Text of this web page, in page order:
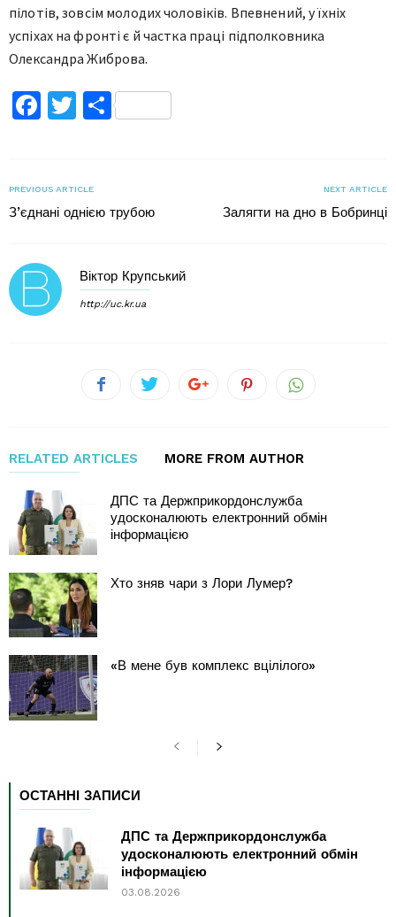
пілотів, зовсім молодих чоловіків. Впевнений, у їхніх
успіхах на фронті є й частка праці підполковника
Олександра Жиброва.
Facebook
TwitterПоділитися
PREVIOUS ARTICLE
З’єднані однією трубою
NEXT ARTICLE
Залягти на дно в Бобринці
Віктор Крупський
http://uc.kr.ua
RELATED ARTICLES MORE FROM AUTHOR
ДПС та Держприкордонслужба
удосконалюють електронний обмін
інформацією
Хто зняв чари з Лори Лумер?
«В мене був комплекс вцілілого»
ОСТАННІ ЗАПИСИ
ДПС та Держприкордонслужба
удосконалюють електронний обмін
інформацією
03.08.2026